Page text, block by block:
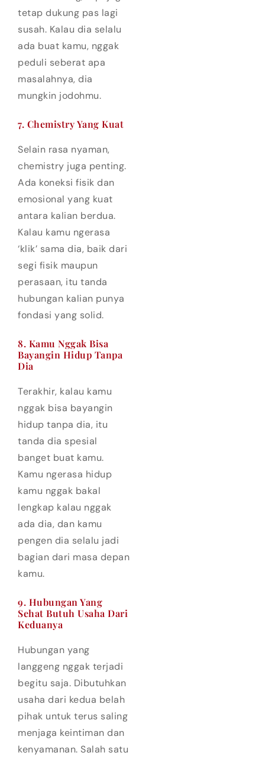
tetap dukung pas lagi
susah. Kalau dia selalu
ada buat kamu, nggak
peduli seberat apa
masalahnya, dia
mungkin jodohmu.
7. Chemistry Yang Kuat
Selain rasa nyaman,
chemistry juga penting.
Ada koneksi fisik dan
emosional yang kuat
antara kalian berdua.
Kalau kamu ngerasa
‘klik’ sama dia, baik dari
segi fisik maupun
perasaan, itu tanda
hubungan kalian punya
fondasi yang solid.
8. Kamu Nggak Bisa
Bayangin Hidup Tanpa
Dia
Terakhir, kalau kamu
nggak bisa bayangin
hidup tanpa dia, itu
tanda dia spesial
banget buat kamu.
Kamu ngerasa hidup
kamu nggak bakal
lengkap kalau nggak
ada dia, dan kamu
pengen dia selalu jadi
bagian dari masa depan
kamu.
9. Hubungan Yang
Sehat Butuh Usaha Dari
Keduanya
Hubungan yang
langgeng nggak terjadi
begitu saja. Dibutuhkan
usaha dari kedua belah
pihak untuk terus saling
menjaga keintiman dan
kenyamanan. Salah satu